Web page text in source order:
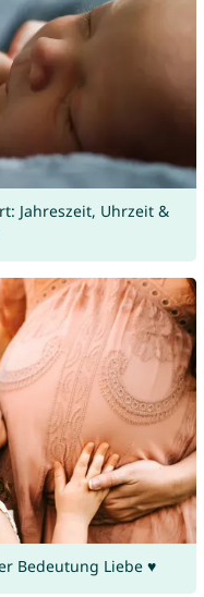
Jahreszeit, Uhrzeit &
Bedeutung Liebe ♥